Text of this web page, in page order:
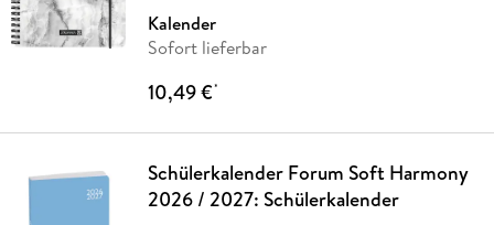
Kalender
Sofort lieferbar
10,49 €*
Schülerkalender Forum Soft Harmony
2026 / 2027: Schülerkalender